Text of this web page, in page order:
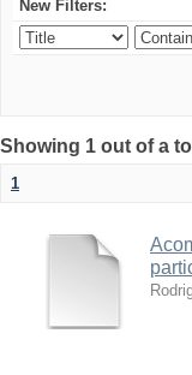
New Filters:
Showing 1 out of a
1